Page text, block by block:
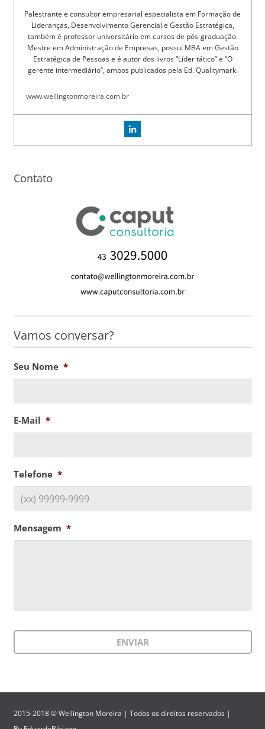
Palestrante e consultor empresarial especialista em Formação de
Lideranças, Desenvolvimento Gerencial e Gestão Estratégica,
também é professor universitário em cursos de pós-graduação.
Mestre em Administração de Empresas, possui MBA em Gestão
Estratégica de Pessoas e é autor dos livros “Líder tático” e “O
gerente intermediário”, ambos publicados pela Ed. Qualitymark.
www.wellingtonmoreira.com.br
Contato
Vamos conversar?
Seu Nome *
E-Mail *
Telefone *
Mensagem *
2015-2018 © Wellington Moreira | Todos os direitos reservados |